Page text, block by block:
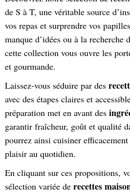
de S à T, une véritable source
vos repas et surprendre vos
manque d’idées ou à la recherche
cette collection vous ouvre les
et gourmande.
Laissez-vous séduire par des
avec des étapes claires et
préparation met en avant des
garantir fraîcheur, goût et qualité
pourrez ainsi cuisiner
plaisir au quotidien.
En cliquant sur ces propositions,
sélection variée de recettes